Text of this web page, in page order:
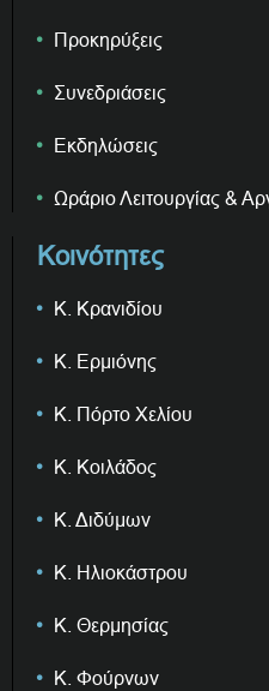
Προκηρύξεις
Συνεδριάσεις
Εκδηλώσεις
Ωράριο Λειτουργίας &
Κοινότητες
Κ. Κρανιδίου
Κ. Ερμιόνης
Κ. Πόρτο Χελίου
Κ. Κοιλάδος
Κ. Διδύμων
Κ. Ηλιοκάστρου
Κ. Θερμησίας
Κ. Φούρνων